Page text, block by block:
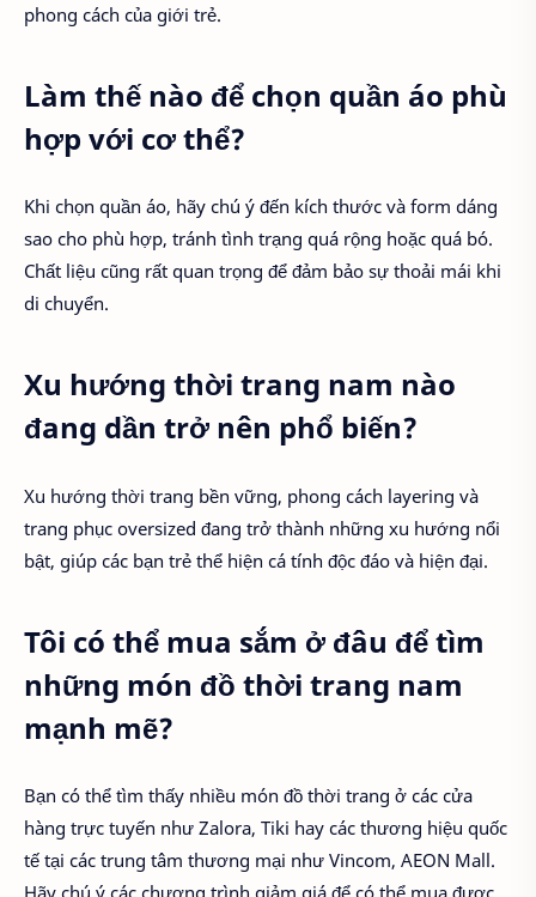
phong cách của giới trẻ.
Làm thế nào để chọn quần áo phù
hợp với cơ thể?
Khi chọn quần áo, hãy chú ý đến kích thước và form dáng
sao cho phù hợp, tránh tình trạng quá rộng hoặc quá bó.
Chất liệu cũng rất quan trọng để đảm bảo sự thoải mái khi
di chuyển.
Xu hướng thời trang nam nào
đang dần trở nên phổ biến?
Xu hướng thời trang bền vững, phong cách layering và
trang phục oversized đang trở thành những xu hướng nổi
bật, giúp các bạn trẻ thể hiện cá tính độc đáo và hiện đại.
Tôi có thể mua sắm ở đâu để tìm
những món đồ thời trang nam
mạnh mẽ?
Bạn có thể tìm thấy nhiều món đồ thời trang ở các cửa
hàng trực tuyến như Zalora, Tiki hay các thương hiệu quốc
tế tại các trung tâm thương mại như Vincom, AEON Mall.